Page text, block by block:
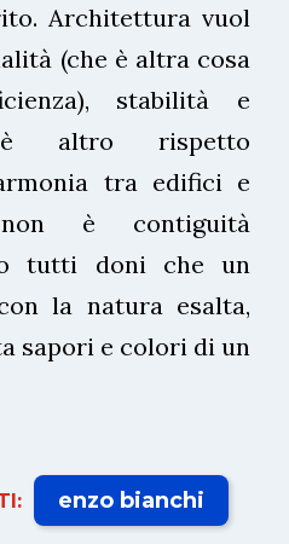
Architettura vuol
(che è altra cosa
stabilità e
altro rispetto
tra edifici e
è contiguità
tutti doni che un
la natura esalta,
sapori e colori di un
enzo bianchi